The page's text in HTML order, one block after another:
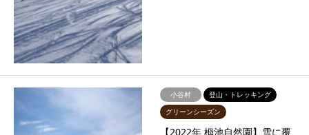
小谷村
登山・トレッキング
グリーンシーズン
【2022年 栂池自然園】雪に覆